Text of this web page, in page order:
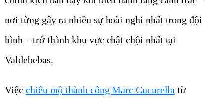
nơi từng gây ra nhiều sự hoài nghi nhất trong đội
hình – trở thành khu vực chật chội nhất tại
Valdebebas.
Việc chiêu mộ thành công Marc Cucurella từ